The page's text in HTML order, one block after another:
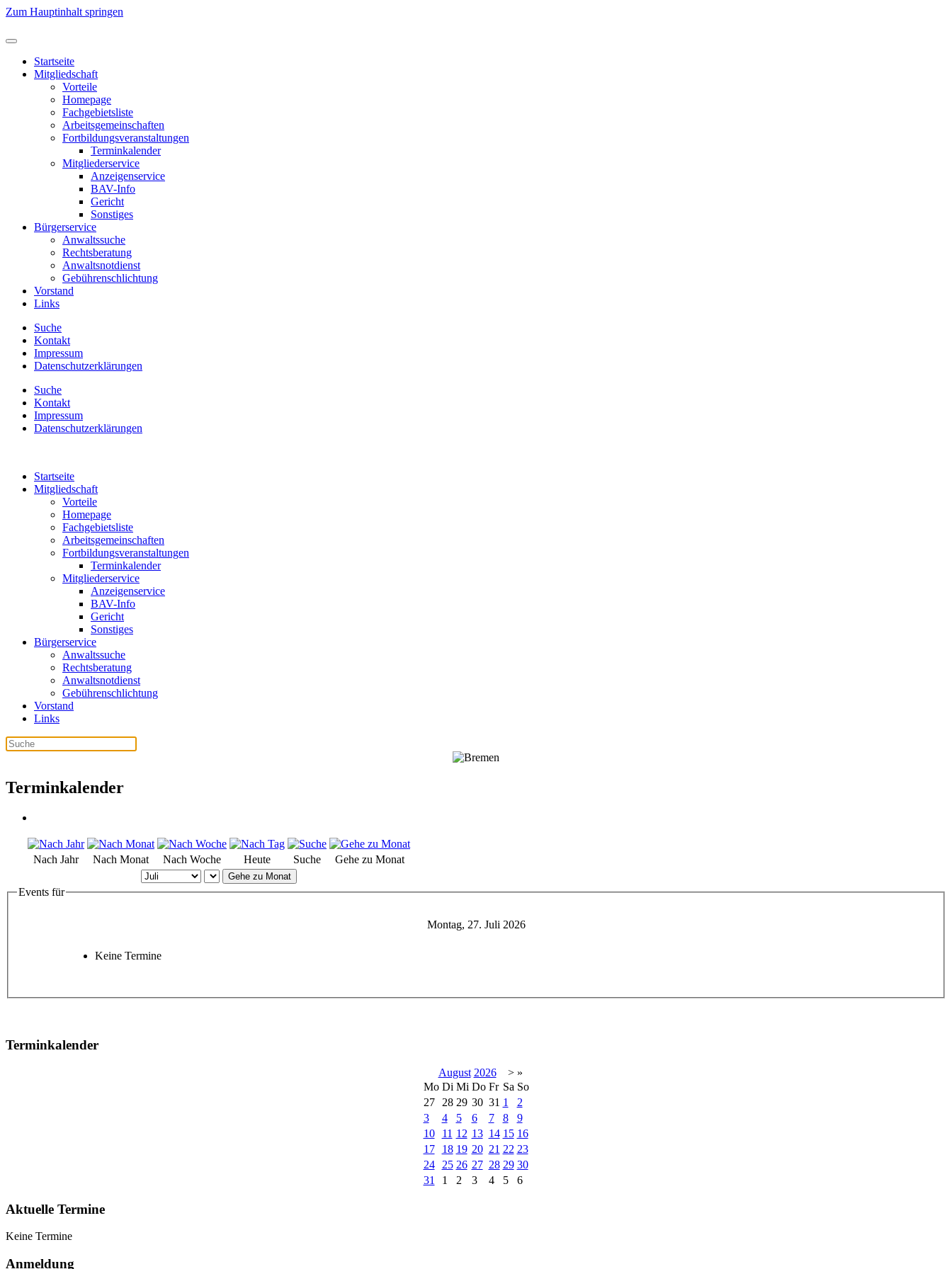
Zum Hauptinhalt springen
Startseite
Mitgliedschaft
Vorteile
Homepage
Fachgebietsliste
Arbeitsgemeinschaften
Fortbildungsveranstaltungen
Terminkalender
Mitgliederservice
Anzeigenservice
BAV-Info
Gericht
Sonstiges
Bürgerservice
Anwaltssuche
Rechtsberatung
Anwaltsnotdienst
Gebührenschlichtung
Vorstand
Links
Suche
Kontakt
Impressum
Datenschutzerklärungen
Suche
Kontakt
Impressum
Datenschutzerklärungen
Startseite
Mitgliedschaft
Vorteile
Homepage
Fachgebietsliste
Arbeitsgemeinschaften
Fortbildungsveranstaltungen
Terminkalender
Mitgliederservice
Anzeigenservice
BAV-Info
Gericht
Sonstiges
Bürgerservice
Anwaltssuche
Rechtsberatung
Anwaltsnotdienst
Gebührenschlichtung
Vorstand
Links
Terminkalender
Nach Jahr Nach Monat Nach Woche Heute Suche Gehe zu Monat
Gehe zu Monat
Events für
Montag, 27. Juli 2026
Keine Termine
Terminkalender
August 2026 > »
Mo Di Mi Do Fr Sa So
27
28 29 30 31 1
2
3
4 5 6 7 8
9
10
11 12 13 14 15 16
17
18 19 20 21 22 23
24
25 26 27 28 29 30
31
1 2 3 4 5 6
Aktuelle Termine
Keine Termine
Anmeldung